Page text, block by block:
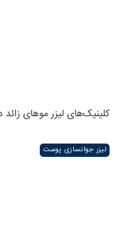
کلینیک‌های لیزر موهای
لیزر جوانسازی پوست